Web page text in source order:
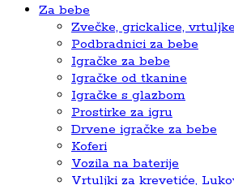
Za bebe
Zvečke, grickalice, vrtuljke
Podbradnici za bebe
Igračke za bebe
Igračke od tkanine
Igračke s glazbom
Prostirke za igru
Drvene igračke za bebe
Koferi
Vozila na baterije
Vrtuljki za krevetiće,